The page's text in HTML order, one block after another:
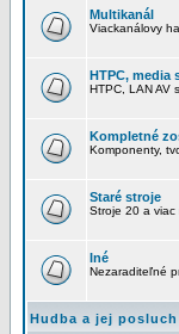
Multikanál
Viackanálovy
HTPC, media
HTPC, LAN AV
Kompletné
Komponenty,
Staré stroje
Stroje 20 a viac
Iné
Nezaraditeľné
Hudba a jej posluch